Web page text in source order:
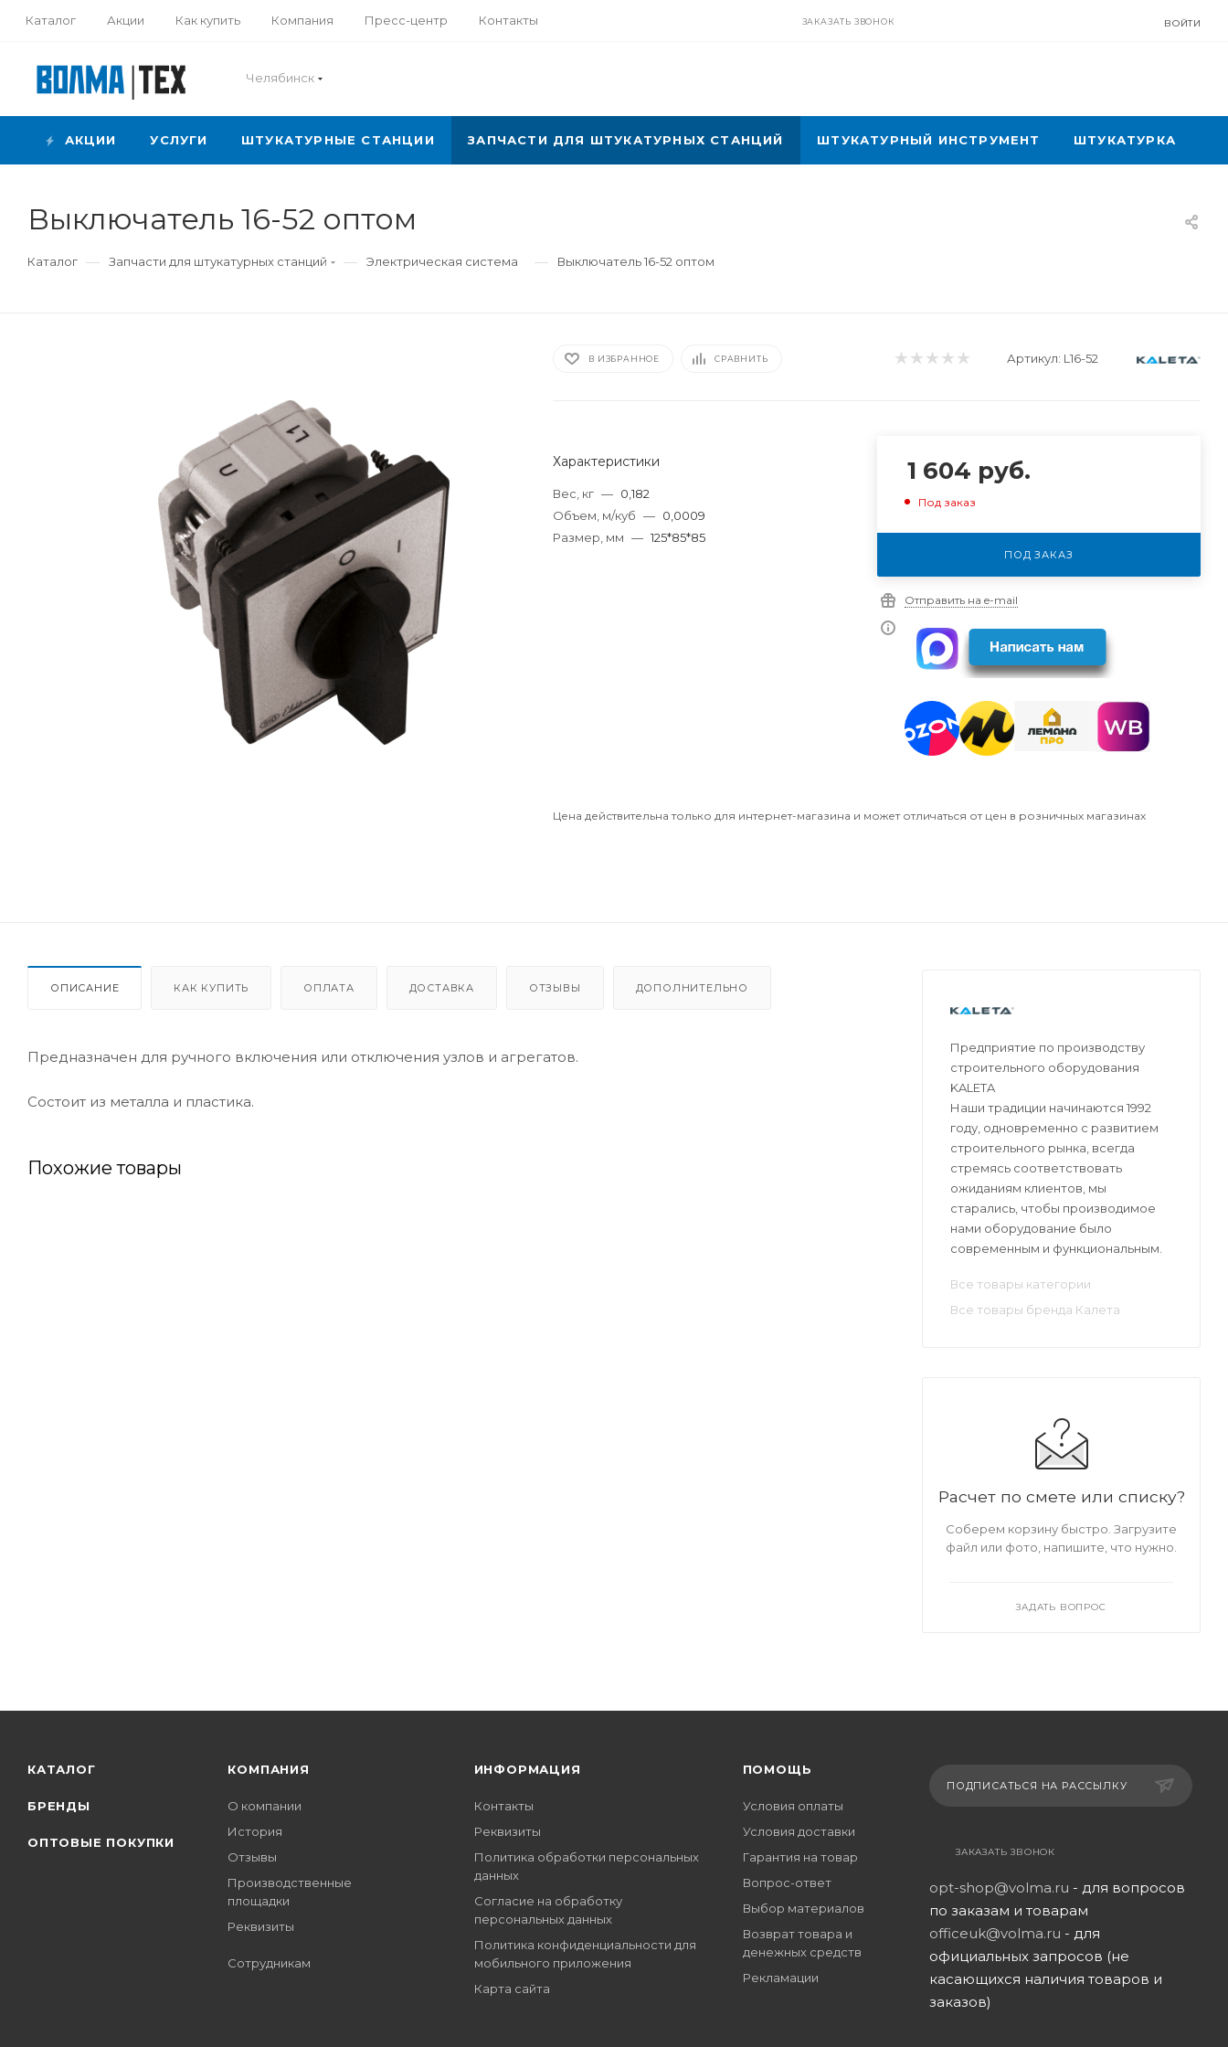
Каталог Акции Как купить Компания Пресс-центр Контакты ЗАКАЗАТЬ ЗВОНОК ВОЙТИ
Челябинск
АКЦИИ УСЛУГИ ШТУКАТУРНЫЕ СТАНЦИИ ЗАПЧАСТИ ДЛЯ ШТУКАТУРНЫХ СТАНЦИЙ ШТУКАТУРНЫЙ ИНСТРУМЕНТ ШТУКАТУРКА
Выключатель 16-52 оптом
Каталог — Запчасти для штукатурных станций — Электрическая система — Выключатель 16-52 оптом
В ИЗБРАННОЕ СРАВНИТЬ Артикул: L16-52
Характеристики
Вес, кг — 0,182
Объем, м/куб — 0,0009
Размер, мм — 125*85*85
1 604 руб.
Под заказ
ПОД ЗАКАЗ
Отправить на e-mail
Цена действительна только для интернет-магазина и может отличаться от цен в розничных магазинах
ОПИСАНИЕ КАК КУПИТЬ ОПЛАТА ДОСТАВКА ОТЗЫВЫ ДОПОЛНИТЕЛЬНО
Предназначен для ручного включения или отключения узлов и агрегатов.
Состоит из металла и пластика.
Похожие товары
Предприятие по производству
строительного оборудования
KALETA
Наши традиции начинаются 1992
году, одновременно с развитием
строительного рынка, всегда
стремясь соответствовать
ожиданиям клиентов, мы
старались, чтобы производимое
нами оборудование было
современным и функциональным.
Все товары категории
Все товары бренда Калета
Расчет по смете или списку?
Соберем корзину быстро. Загрузите
файл или фото, напишите, что нужно.
ЗАДАТЬ ВОПРОС
КАТАЛОГ
БРЕНДЫ
ОПТОВЫЕ ПОКУПКИ
КОМПАНИЯ
О компании
История
Отзывы
Производственные
площадки
Реквизиты
Сотрудникам
ИНФОРМАЦИЯ
Контакты
Реквизиты
Политика обработки персональных
данных
Согласие на обработку
персональных данных
Политика конфиденциальности для
мобильного приложения
Карта сайта
ПОМОЩЬ
Условия оплаты
Условия доставки
Гарантия на товар
Вопрос-ответ
Выбор материалов
Возврат товара и
денежных средств
Рекламации
ПОДПИСАТЬСЯ НА РАССЫЛКУ
ЗАКАЗАТЬ ЗВОНОК
opt-shop@volma.ru - для вопросов
по заказам и товарам
officeuk@volma.ru - для
официальных запросов (не
касающихся наличия товаров и
заказов)